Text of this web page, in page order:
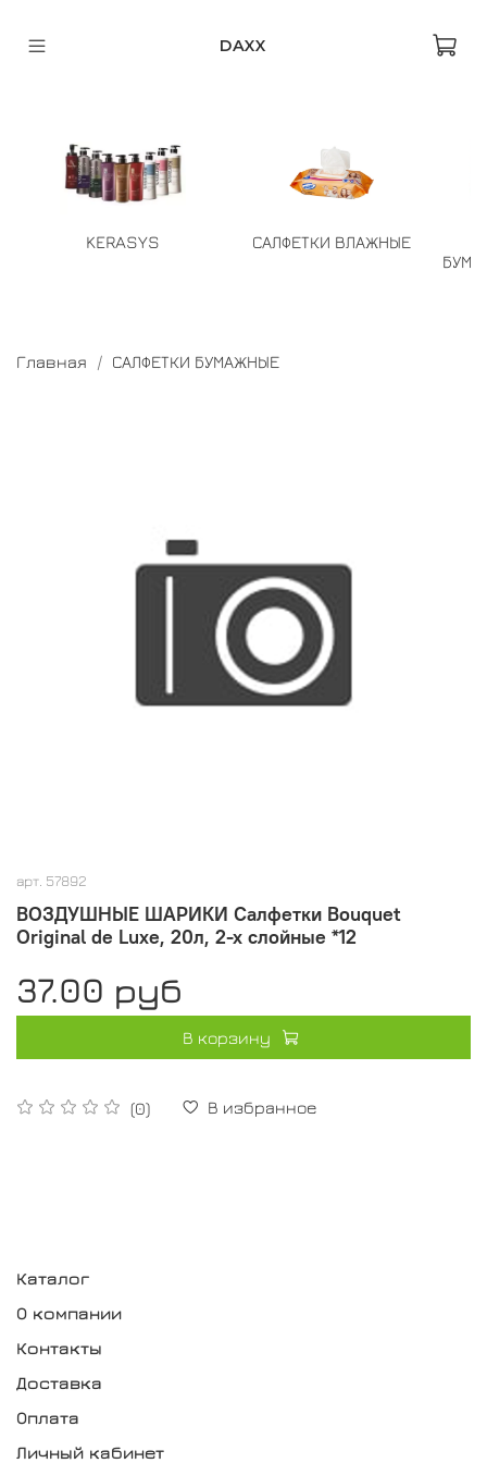
DAXX
KERASYS
САЛФЕТКИ ВЛАЖНЫЕ
Главная САЛФЕТКИ БУМАЖНЫЕ
арт. 57892
ВОЗДУШНЫЕ ШАРИКИ Салфетки Bouquet
Original de Luxe, 20л, 2-х слойные *12
(0) В избранное
37.00 руб
В корзину
Каталог
О компании
Контакты
Доставка
Оплата
Личный кабинет